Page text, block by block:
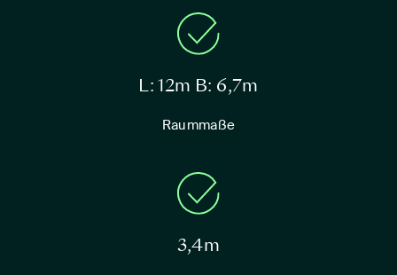
L: 12m B: 6,7m
Raummaße
3,4m